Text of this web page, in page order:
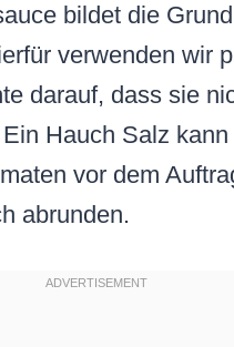
bildet die
verwenden wir
darauf, dass sie
Hauch Salz kann
vor dem
abrunden.